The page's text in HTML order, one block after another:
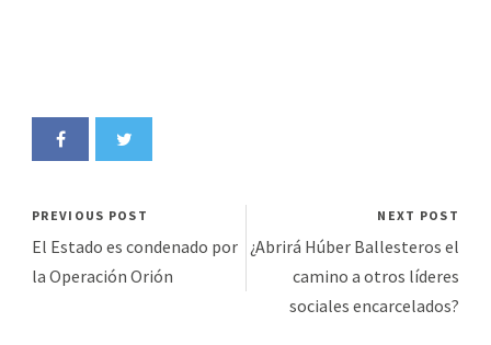
PREVIOUS POST
El Estado es condenado por
la Operación Orión
NEXT POST
¿Abrirá Húber Ballesteros el
camino a otros líderes
sociales encarcelados?